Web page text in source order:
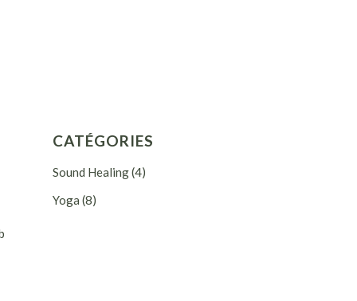
CATÉGORIES
Sound Healing(4)
Yoga (8)